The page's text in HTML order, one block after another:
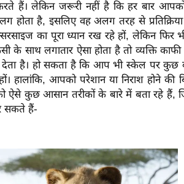
हैं। लेकिन जरूरी नहीं है कि हर बार आपको
होता है, इसलिए वह अलग तरह से
का पूरा ध्यान रख रहे हों, लेकिन फिर
के साथ लगातार ऐसा होता है तो व्यक्ति
देता है। हो सकता है कि आप भी स्केल पर
हालांकि, आपको परेशान या निराश होने
कुछ आसान तरीकों के बारे में बता रहे हैं,
सकते हैं-